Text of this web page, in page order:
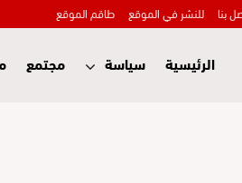
بنا للنشر في الموقع طاقم الموقع
الرئيسية سياسة مجتمع